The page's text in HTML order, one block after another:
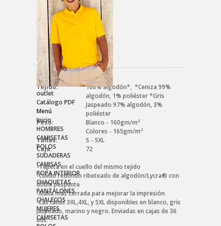
outlet
Catálogo PDF
Menú
Inicio
HOMBRES
CAMISETAS
POLOS
SUDADERAS
CAMISAS
ROPA INTERIOR
CHAQUETAS
PANTALONES
CHALECOS
MUJERES
CAMISETAS
Referencia:061036032S
Tejido:
100% algodón*, *Ceniza 99%
algodón, 1% poliéster *Gris
Jaspeado 97% algodón, 3%
poliéster
Peso:
Blanco - 160gm/m²
Colores - 165gm/m²
Tallas:
S - 5XL
Caja:
72
-Tapeta en el cuello del mismo tejido
-Cuello redondo ribeteado de algodón/Lycra® con
doble pespunte
-Malla más cerrada para mejorar la impresión
-Las tallas 3XL,4XL, y 5XL disponibles en blanco, gris
jaspeado, marino y negro. Enviadas en cajas de 36
uds.